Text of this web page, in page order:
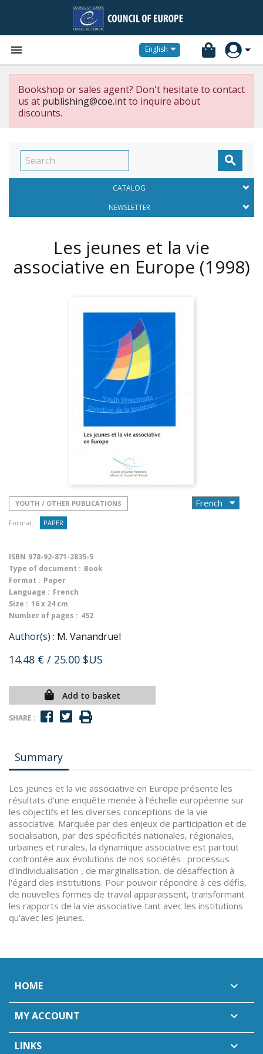
 English
Bookshop or sales agent? Don't hesitate to contact
us at publishing@coe.intto inquire about
discounts.

CATALOG
NEWSLETTER
Les jeunes et la vie
associative en Europe (1998)
YOUTH / OTHER PUBLICATIONS
Format : PAPER
ISBN 978-92-871-2835-5
Type of document : Book
Format : Paper
Language : French
Size : 16 x 24 cm
Number of pages : 452
Author(s) : M. Vanandruel
14.48 € / 25.00 $US
Add to basket
SHARE :
Summary
Les jeunes et la vie associative en Europe présente les
résultats d'une enquête menée à l'échelle européenne sur
les objectifs et les diverses conceptions de la vie
associative. Marquée par des enjeux de participation et de
socialisation, par des spécificités nationales, régionales,
urbaines et rurales, la dynamique associative est partout
confrontée aux évolutions de nos sociétés : processus
d'individualisation , de marginalisation, de désaffection à
l'égard des institutions. Pour pouvoir répondre à ces défis,
de nouvelles formes de travail apparaissent, transformant
les rapports de la vie associative tant avec les institutions
qu'avec les jeunes.
HOME 
MY ACCOUNT 
LINKS 